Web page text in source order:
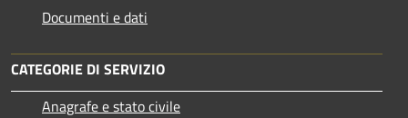
Documenti e dati
CATEGORIE DI SERVIZIO
Anagrafe e stato civile